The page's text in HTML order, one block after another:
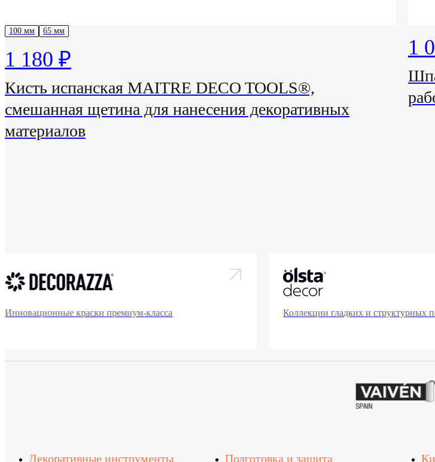
100 мм 65 мм
1 180 ₽
Кисть испанская MAITRE DECO TOOLS®,
смешанная щетина для нанесения декоративных
материалов
1
Инновационные краски премиум-класса Коллекции гладких и структурных
Декоративные инструменты Подготовка и защита